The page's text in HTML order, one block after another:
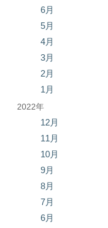
6月
5月
4月
3月
2月
1月
2022年
12月
11月
10月
9月
8月
7月
6月